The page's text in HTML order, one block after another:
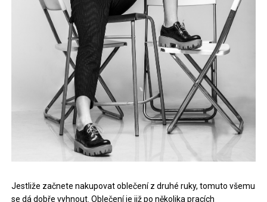
Jestliže začnete nakupovat oblečení z druhé ruky, tomuto všemu
se dá dobře vyhnout. Oblečení je již po několika pracích